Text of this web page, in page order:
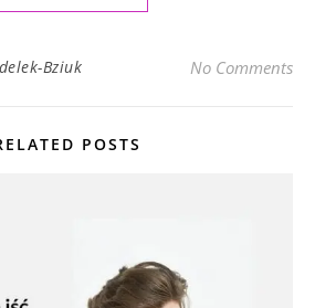
Bziuk No Comments
POSTS